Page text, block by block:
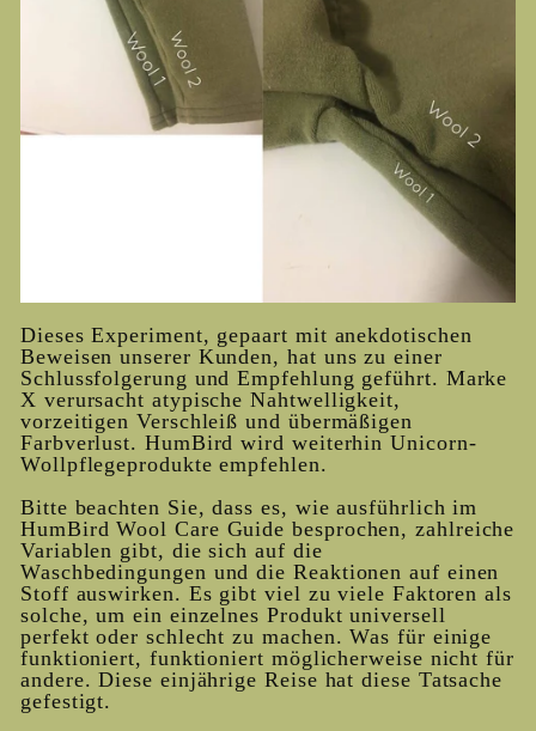
Dieses Experiment, gepaart mit anekdotischen
Beweisen unserer Kunden, hat uns zu einer
Schlussfolgerung und Empfehlung geführt. Marke
X verursacht atypische Nahtwelligkeit,
vorzeitigen Verschleiß und übermäßigen
Farbverlust. HumBird wird weiterhin Unicorn-
Wollpflegeprodukte empfehlen.
Bitte beachten Sie, dass es, wie ausführlich im
HumBird Wool Care Guide besprochen, zahlreiche
Variablen gibt, die sich auf die
Waschbedingungen und die Reaktionen auf einen
Stoff auswirken. Es gibt viel zu viele Faktoren als
solche, um ein einzelnes Produkt universell
perfekt oder schlecht zu machen. Was für einige
funktioniert, funktioniert möglicherweise nicht für
andere. Diese einjährige Reise hat diese Tatsache
gefestigt.